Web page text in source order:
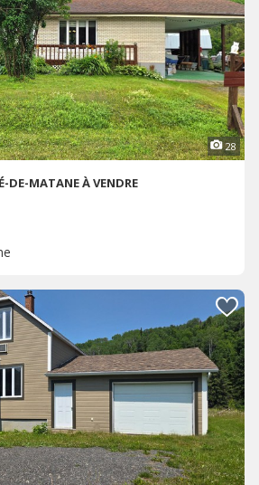
28
DE-MATANE À VENDRE